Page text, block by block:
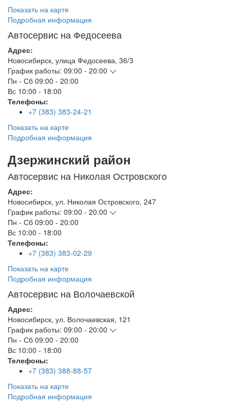
Показать на карте
Подробная информация
Автосервис на Федосеева
Адрес:
Новосибирск, улица Федосеева, 36/3
График работы: 09:00 - 20:00
Пн - Сб 09:00 - 20:00
Вс 10:00 - 18:00
Телефоны:
+7 (383) 383-24-21
Показать на карте
Подробная информация
Дзержинский район
Автосервис на Николая Островского
Адрес:
Новосибирск, ул. Николая Островского, 247
График работы: 09:00 - 20:00
Пн - Сб 09:00 - 20:00
Вс 10:00 - 18:00
Телефоны:
+7 (383) 383-02-29
Показать на карте
Подробная информация
Автосервис на Волочаевской
Адрес:
Новосибирск, ул. Волочаевская, 121
График работы: 09:00 - 20:00
Пн - Сб 09:00 - 20:00
Вс 10:00 - 18:00
Телефоны:
+7 (383) 388-88-57
Показать на карте
Подробная информация